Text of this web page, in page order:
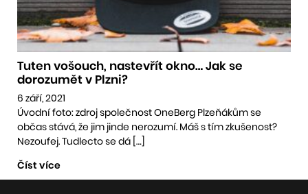
Tuten vošouch, nastevřít okno… Jak se
dorozumět v Plzni?
6 září, 2021
Úvodní foto: zdroj společnost OneBerg Plzeňákům se
občas stává, že jim jinde nerozumí. Máš s tím zkušenost?
Nezoufej. Tudlecto se dá […]
Číst více